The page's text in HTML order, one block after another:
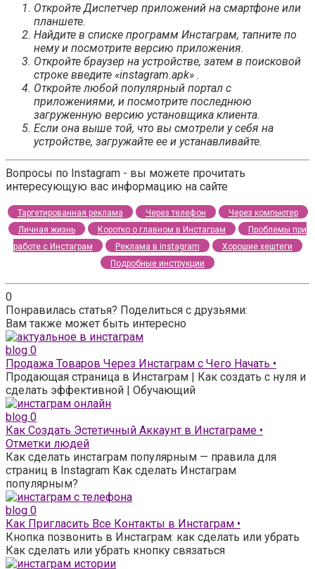
Откройте Диспетчер приложений на смартфоне или
планшете.
Найдите в списке программ Инстаграм, тапните по
нему и посмотрите версию приложения.
Откройте браузер на устройстве, затем в поисковой
строке введите «instagram.apk» .
Откройте любой популярный портал с
приложениями, и посмотрите последнюю
загруженную версию установщика клиента.
Если она выше той, что вы смотрели у себя на
устройстве, загружайте ее и устанавливайте.
Вопросы по Instagram - вы можете прочитать
интересующую вас информацию на сайте
Таргетированная реклама Через телефон
Через компьютер
Личная жизнь
Коротко о главном в Инстаграм
Проблемы при
работе с Инстаграм
Реклама в instagram
Хорошие хештеги
Подробные инструкции
0
Понравилась статья? Поделиться с друзьями:
Вам также может быть интересно
blog 0
Продажа Товаров Через Инстаграм с Чего Начать •
Продающая страница в Инстаграм | Как создать с нуля и
сделать эффективной | Обучающий
blog 0
Как Создать Эстетичный Аккаунт в Инстаграме •
Отметки людей
Как сделать инстаграм популярным — правила для
страниц в Instagram Как сделать Инстаграм
популярным?
blog 0
Как Пригласить Все Контакты в Инстаграм •
Кнопка позвонить в Инстаграм: как сделать или убрать
Как сделать или убрать кнопку связаться